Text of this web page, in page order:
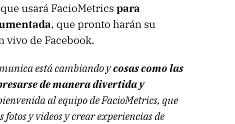
usará FacioMetrics para
, que pronto harán su
vivo de Facebook.
está cambiando ycosas como las
de manera divertida y
al equipo de FacioMetrics, que
y videos y crear experiencias de